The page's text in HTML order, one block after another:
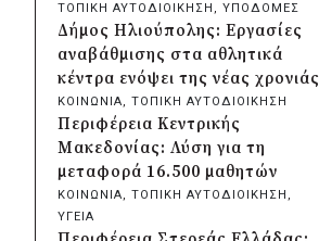
ιατροτεχνολογικός εξοπλισμός
και αναβάθμιση του ΚΕΦΙΑΠ
Καρδίτσας
πριν από 2 μέρες
Δήμος Αθηναίων: 651 δημότες
συμμετείχαν στις δράσεις
διατροφικής υποστήριξης
πριν από 2 μέρες
Συνεργασία Περιφέρειας
Κρήτης με Πανεπιστήμιο
ΤΟΠΙΚΗ ΑΥΤΟΔΙΟΙΚΗΣΗ , ΥΠΟΔΟΜΕΣ
Δήμος Ηλιούπολης: Εργασίες
αναβάθμισης στα αθλητικά
κέντρα ενόψει της νέας χρονιάς
ΚΟΙΝΩΝΙΑ, ΤΟΠΙΚΗ ΑΥΤΟΔΙΟΙΚΗΣΗ
Περιφέρεια Κεντρικής
Μακεδονίας: Λύση για τη
μεταφορά 16.500 μαθητών
ΚΟΙΝΩΝΙΑ, ΤΟΠΙΚΗ ΑΥΤΟΔΙΟΙΚΗΣΗ
ΥΓΕΙΑ